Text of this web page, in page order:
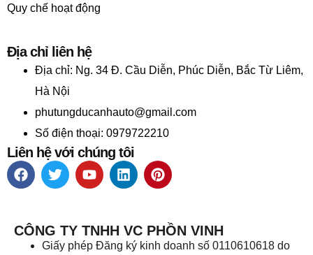
Quy chế hoạt động
Địa chỉ liên hệ
Địa chỉ: Ng. 34 Đ. Cầu Diễn, Phúc Diễn, Bắc Từ Liêm,
Hà Nội
phutungducanhauto@gmail.com
Số điện thoại: 0979722210
Liên hệ với chúng tôi
CÔNG TY TNHH VC PHỒN VINH
Giấy phép Đăng ký kinh doanh số 0110610618 do